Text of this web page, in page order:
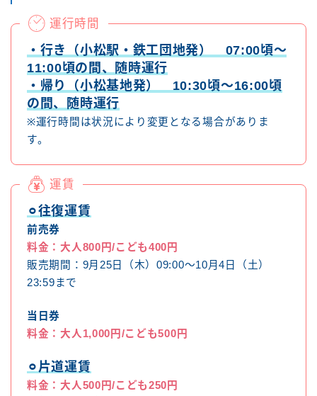
運行時間
・行き（小松駅・鉄工団地発） 07:00頃～
11:00頃の間、随時運行
・帰り（小松基地発） 10:30頃～16:00頃
の間、随時運行
※運行時間は状況により変更となる場合がありま
す。
運賃
⚪︎往復運賃
前売券
料金：大人800円/こども400円
販売期間：9月25日（木）09:00～10月4日（土）
23:59まで
当日券
料金：大人1,000円/こども500円
⚪︎片道運賃
料金：大人500円/こども250円